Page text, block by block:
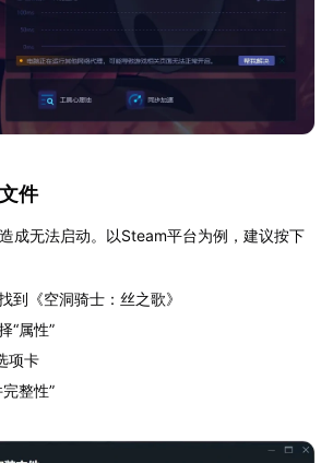
件
成无法启动。以Steam平台为例，建议按下
到《空洞骑士：丝之歌》
“属性”
项卡
整性”